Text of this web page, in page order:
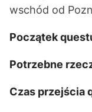
wschód od
Początek
Potrzebne
Czas przejścia